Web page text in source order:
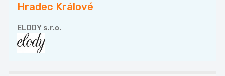
Hradec Králové
ELODY s.r.o.